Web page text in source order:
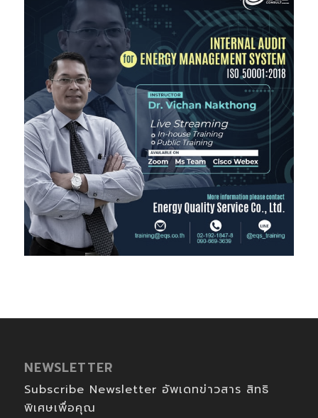
NEWSLETTER
Subscribe Newsletter อัพเดทข่าวสาร สิทธิ
พิเศษเพื่อคุณ